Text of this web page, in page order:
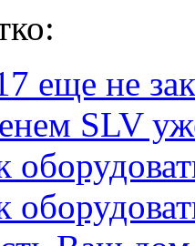
еще не
SLV